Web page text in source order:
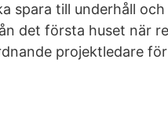
spara till underhåll
det första huset när
projektledare